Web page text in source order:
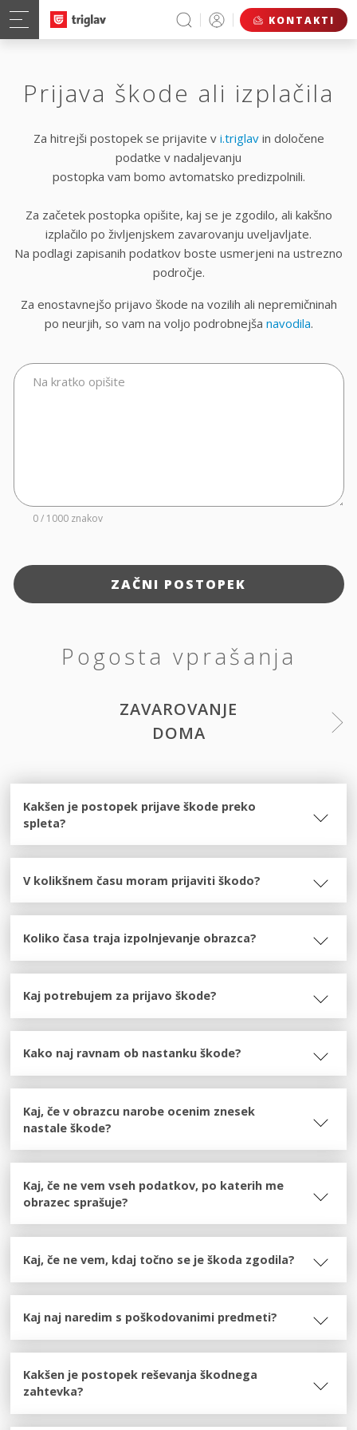
KONTAKTI
Prijava škode ali izplačila
Za hitrejši postopek se prijavite v i.triglavin določene
podatke v nadaljevanju
postopka vam bomo avtomatsko predizpolnili.
Za začetek postopka opišite, kaj se je zgodilo, ali kakšno
izplačilo po življenjskem zavarovanju uveljavljate.
Na podlagi zapisanih podatkov boste usmerjeni na ustrezno
področje.
Za enostavnejšo prijavo škode na vozilih ali nepremičninah
po neurjih, so vam na voljo podrobnejša navodila.
Na kratko opišite
0 / 1000 znakov
ZAČNI POSTOPEK
Pogosta vprašanja
ZAVAROVANJE
DOMA
Kakšen je postopek prijave škode preko
spleta?
V kolikšnem času moram prijaviti škodo?
Koliko časa traja izpolnjevanje obrazca?
Kaj potrebujem za prijavo škode?
Kako naj ravnam ob nastanku škode?
Kaj, če v obrazcu narobe ocenim znesek
nastale škode?
Kaj, če ne vem vseh podatkov, po katerih me
obrazec sprašuje?
Kaj, če ne vem, kdaj točno se je škoda zgodila?
Kaj naj naredim s poškodovanimi predmeti?
Kakšen je postopek reševanja škodnega
zahtevka?